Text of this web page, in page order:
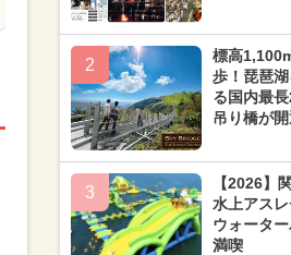
2
標高
歩！琵琶
る国内最
吊り橋が開
3
【2026】
水上アス
ウォータ
満喫